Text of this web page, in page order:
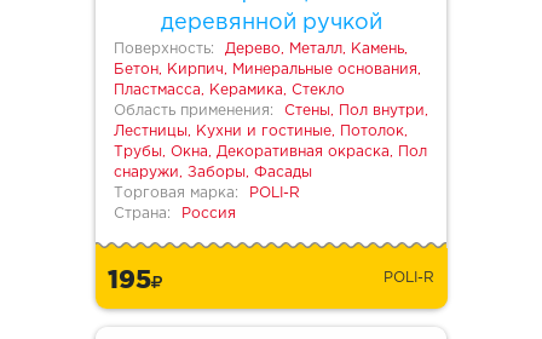
деревянной ручкой
Поверхность:
Дерево, Металл, Камень,
Бетон, Кирпич, Минеральные основания,
Пластмасса, Керамика, Стекло
Область применения:
Стены, Пол внутри,
Лестницы, Кухни и гостиные, Потолок,
Трубы, Окна, Декоративная окраска, Пол
снаружи, Заборы, Фасады
Торговая марка:
POLI-R
Страна:
Россия
195 POLI-R